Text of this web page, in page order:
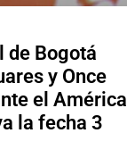
de Bogotá
y Once
el América
la fecha 3